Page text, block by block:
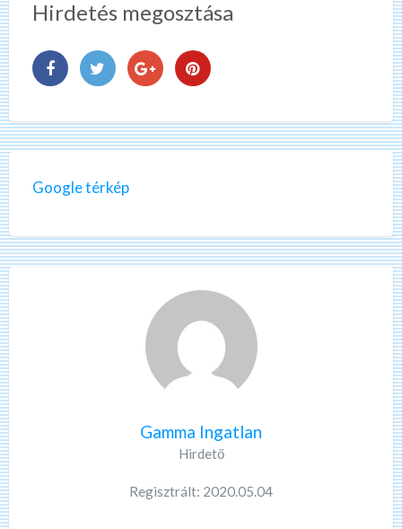
Hirdetés megosztása
Google térkép
Gamma Ingatlan
Hirdető
Regisztrált: 2020.05.04